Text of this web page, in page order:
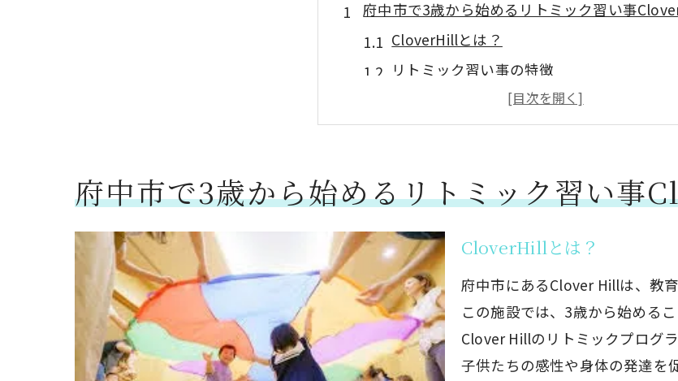
府中市で3歳から始めるリトミック習い事
CloverHillとは？
リトミック習い事の特徴
3歳から始めるリトミックの効果
府中市で選ばれる理由
CloverHillの安心安全な環境
音楽とリズムの重要性
リトミックで感性を育てる
体験レッスンの流れ
リトミックの効果的な取り組み方
リトミック習い事の成長記録
府中市で3歳から始めるリトミック習い
CloverHillとは？
府中市にあるClover Hillは、教
この施設では、3歳から始める
Clover Hillのリトミックプログ
子供たちの感性や身体の発達を